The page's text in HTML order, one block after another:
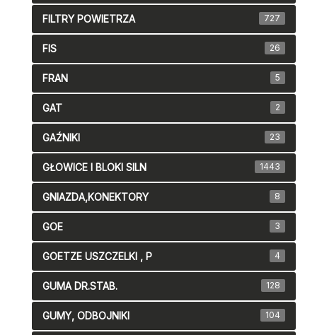
FILTRY POWIETRZA 727
FIS 26
FRAN 5
GAT 2
GAŹNIKI 23
GŁOWICE I BLOKI SILN 1443
GNIAZDA,KONEKTORY 8
GOE 3
GOETZE USZCZELKI , P 4
GUMA DR.STAB. 128
GUMY, ODBOJNIKI 104